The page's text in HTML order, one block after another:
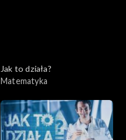
Jak to działa?
Matematyka